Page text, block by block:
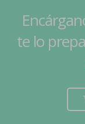
te lo